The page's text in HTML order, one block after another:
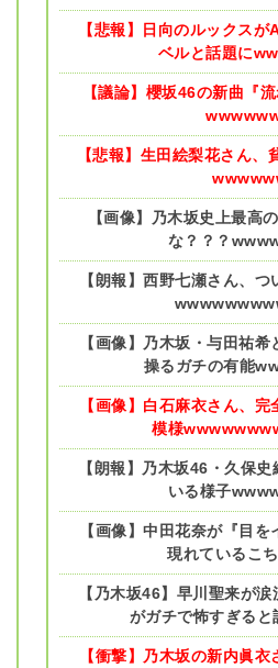
【悲報】日向のルックス
ベルと話題に
【議論】櫻坂46の新曲『
【悲報】生田絵梨花さん
【画像】乃木坂史上最高
な？？？
【朗報】西野七瀬さん、
【画像】乃木坂・与田祐
操るガチの有能
【画像】白石麻衣さん、
模様
【朗報】乃木坂46・久保
いる様子
【画像】中田花奈が『目
現れているこ
【乃木坂46】早川聖来が
がガチで怖すぎる
【衝撃】乃木坂の新内眞